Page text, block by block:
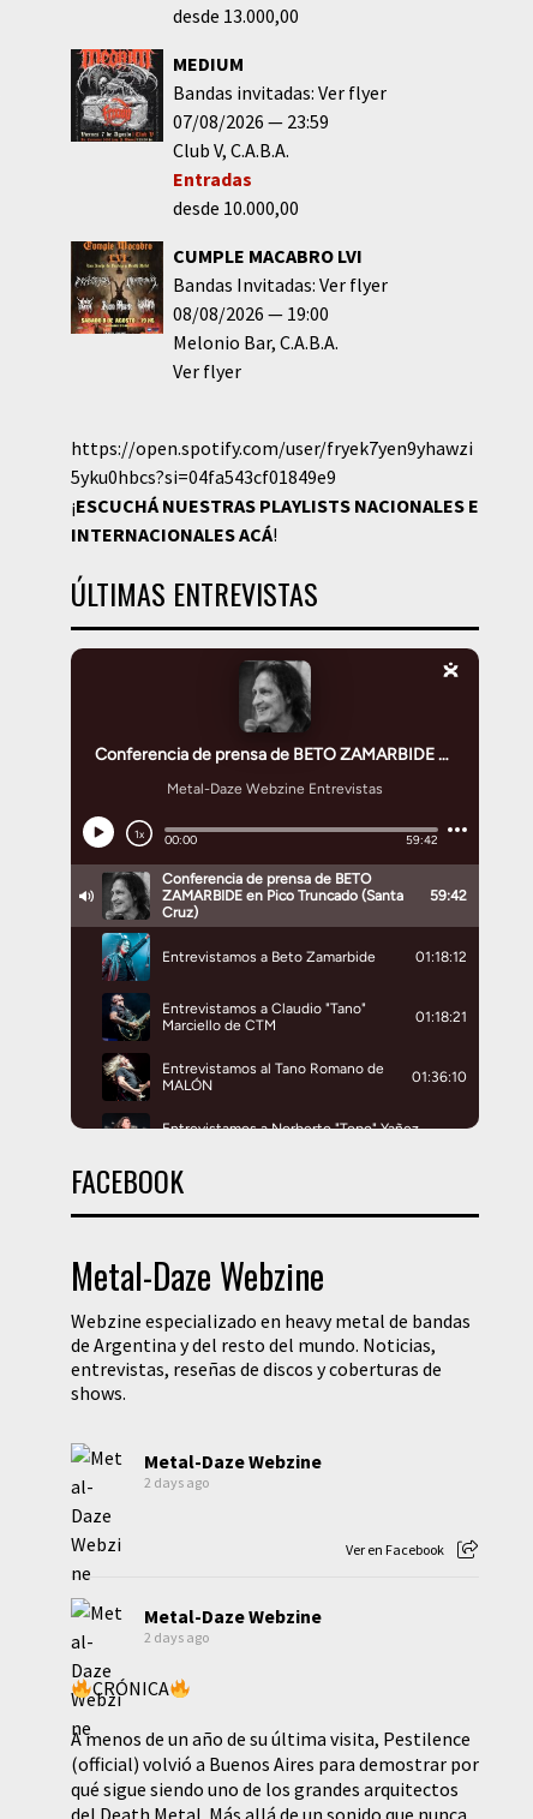
desde 13.000,00
MEDIUM
Bandas invitadas: Ver flyer
07/08/2026
23:59
Club V C.A.B.A.
Entradas
desde 10.000,00
CUMPLE MACABRO LVI
Bandas Invitadas: Ver flyer
08/08/2026
19:00
Melonio Bar C.A.B.A.
Ver flyer
https://open.spotify.com/user/fryek7yen9yhawzi
5yku0hbcs?si=04fa543cf01849e9
¡ESCUCHÁ NUESTRAS PLAYLISTS NACIONALES E
INTERNACIONALESACÁ!
ÚLTIMAS ENTREVISTAS
FACEBOOK
Metal-Daze Webzine
Webzine especializado en heavy metal de bandas
de Argentina y del resto del mundo. Noticias,
entrevistas, reseñas de discos y coberturas de
shows.
Metal-Daze Webzine
2 days ago
Ver en Facebook
Metal-Daze Webzine
2 days ago
CRÓNICA
A menos de un año de su última visita, Pestilence
(official) volvió a Buenos Aires para demostrar por
qué sigue siendo uno de los grandes arquitectos
del Death Metal. Más allá de un sonido que nunca